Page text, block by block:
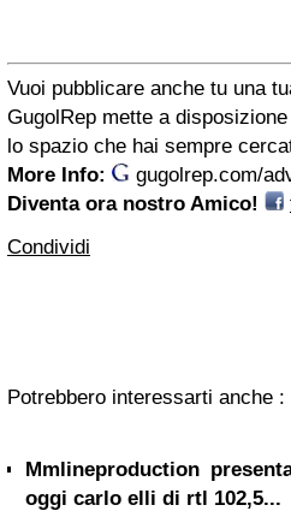
Vuoi pubblicare anche tu una
GugolRep mette a disposizione
lo spazio che hai sempre
More Info:
gugolrep.com/
Diventa ora nostro Amico!
Condividi
Potrebbero interessarti anche :
Mmlineproduction
oggi carlo elli di rtl 102,5...